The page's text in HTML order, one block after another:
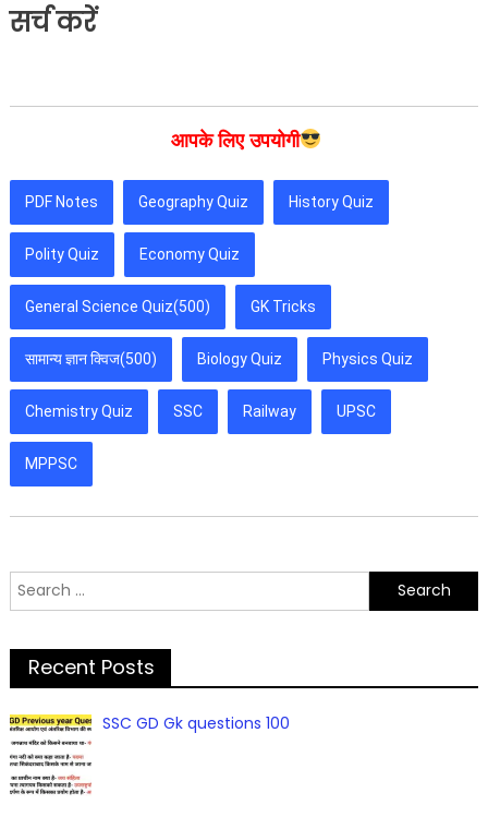
सर्च करें
आपके लिए उपयोगी
PDF Notes Geography Quiz History Quiz
Polity Quiz Economy Quiz
General Science Quiz(500) GK Tricks
सामान्य ज्ञान क्विज(500) Biology Quiz Physics Quiz
Chemistry Quiz SSC Railway UPSC
MPPSC
Search
for:
Recent Posts
SSC GD Gk questions 100